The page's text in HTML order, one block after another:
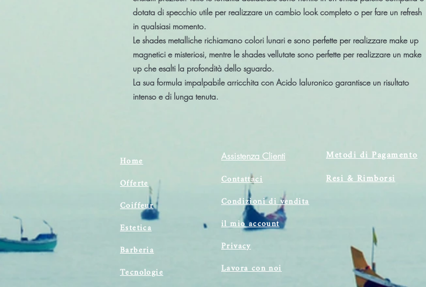
dotata di specchio utile per realizzare un cambio look completo o per fare un refresh
in qualsiasi momento.
Le shades metalliche richiamano colori lunari e sono perfette per realizzare make up
magnetici e misteriosi, mentre le shades vellutate sono perfette per realizzare un make
up che esalti la profondità dello sguardo.
La sua formula impalpabile arricchita con Acido Ialuronico garantisce un risultato
intenso e di lunga tenuta.
Home
Offerte
Coiffeur
Estetica
Barberia
Tecnologie
Assistenza Clienti
Contattaci
Condizioni di vendita
il mio account
Privacy
Lavora con noi
Metodi di Pagamento
Resi & Rimborsi